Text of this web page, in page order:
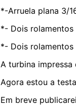
*-Arruela plana 3/
*- Dois rolamentos
*- Dois rolamentos
A turbina
Agora estou a
Em breve